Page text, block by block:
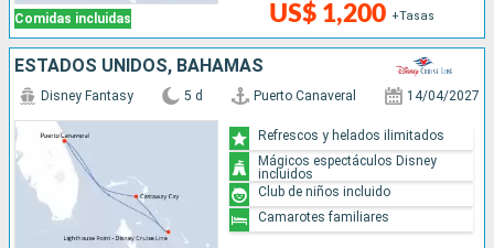
Comidas incluidas US$ 1,200 +Tasas
ESTADOS UNIDOS, BAHAMAS
Disney Fantasy 5 d Puerto Canaveral 14/04/2027
Refrescos y helados ilimitados
Mágicos espectáculos Disney
incluidos
Club de niños incluido
Camarotes familiares